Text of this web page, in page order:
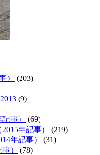
）
(203)
(9)
事）
(69)
年記事）
(219)
年記事）
(31)
）
(78)